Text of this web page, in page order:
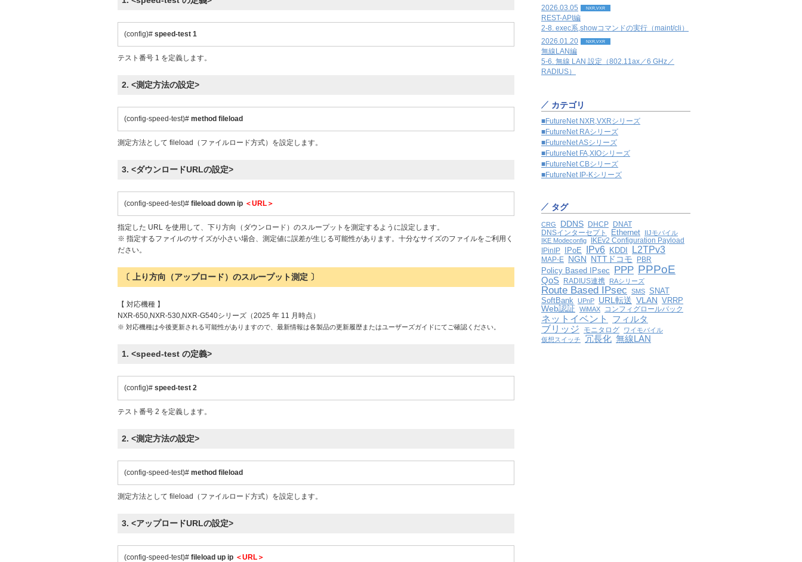
(config)# speed-test 1
テスト番号 1 を定義します。
2. <測定方法の設定>
(config-speed-test)# method fileload
測定方法として fileload（ファイルロード方式）を設定します。
3. <ダウンロードURLの設定>
(config-speed-test)# fileload down ip ＜URL＞
指定した URL を使用して、下り方向（ダウンロード）のスループットを測定するように設定します。
※ 指定するファイルのサイズが小さい場合、測定値に誤差が生じる可能性があります。十分なサイズのファイルをご利用く
ださい。
〔 上り方向（アップロード）のスループット測定 〕
【 対応機種 】
NXR-650,NXR-530,NXR-G540シリーズ（2025 年 11 月時点）
※ 対応機種は今後更新される可能性がありますので、最新情報は各製品の更新履歴またはユーザーズガイドにてご確認ください。
1. <speed-test の定義>
(config)# speed-test 2
テスト番号 2 を定義します。
2. <測定方法の設定>
(config-speed-test)# method fileload
測定方法として fileload（ファイルロード方式）を設定します。
3. <アップロードURLの設定>
(config-speed-test)# fileload up ip ＜URL＞
2026.03.05 NXR,VXR
REST-API編
2-8. exec系,showコマンドの実行（maint/cli）
2026.01.20
NXR,VXR
無線LAN編
5-6. 無線 LAN 設定（802.11ax／6 GHz／
RADIUS）
カテゴリ
■FutureNet NXR,VXRシリーズ
■FutureNet RAシリーズ
■FutureNet ASシリーズ
■FutureNet FA,XIOシリーズ
■FutureNet CBシリーズ
■FutureNet IP-Kシリーズ
タグ
CRG DDNS DHCP DNAT
DNSインターセプト Ethernet
IIJモバイル
IKE Modeconfig
IKEv2 Configuration Payload
IPinIP
IPoE IPv6 KDDI L2TPv3
MAP-E NGN NTTドコモ PBR
Policy Based IPsec PPP PPPoE
QoS RADIUS連携 RAシリーズ
Route Based IPsec SMS SNAT
SoftBank UPnP URL転送 VLAN VRRP
Web認証
WiMAX コンフィグロールバック
ネットイベント
フィルタ
ブリッジ
モニタログ
ワイモバイル
仮想スイッチ
冗長化 無線LAN